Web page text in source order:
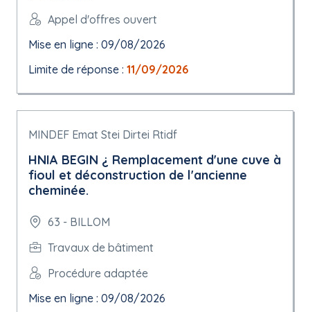
Appel d'offres ouvert
Mise en ligne : 09/08/2026
Limite de réponse : 11/09/2026
MINDEF Emat Stei Dirtei Rtidf
HNIA BEGIN ¿ Remplacement d'une cuve à
fioul et déconstruction de l'ancienne
cheminée.
63 - BILLOM
Travaux de bâtiment
Procédure adaptée
Mise en ligne : 09/08/2026